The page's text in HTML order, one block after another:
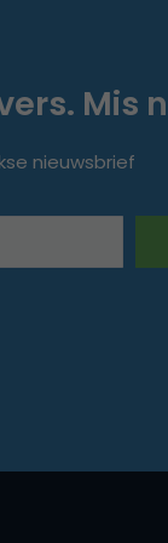
Mis
nieuwsbrief